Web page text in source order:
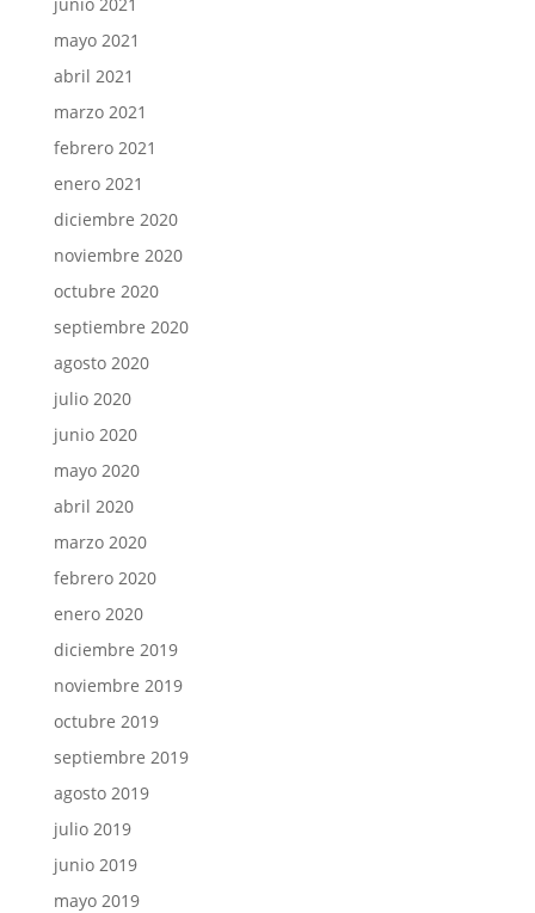
mayo 2021
abril 2021
marzo 2021
febrero 2021
enero 2021
diciembre 2020
noviembre 2020
octubre 2020
septiembre 2020
agosto 2020
julio 2020
junio 2020
mayo 2020
abril 2020
marzo 2020
febrero 2020
enero 2020
diciembre 2019
noviembre 2019
octubre 2019
septiembre 2019
agosto 2019
julio 2019
junio 2019
mayo 2019